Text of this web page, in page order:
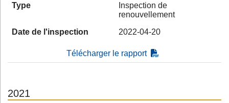
Type
Inspection de
renouvellement
Date de l'inspection
2022-04-20
Télécharger le rapport
2021